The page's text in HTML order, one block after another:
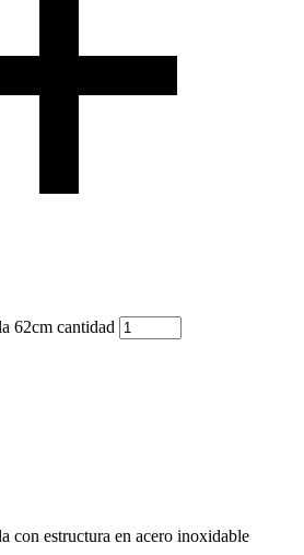
62cm cantidad
con estructura en acero inoxidable